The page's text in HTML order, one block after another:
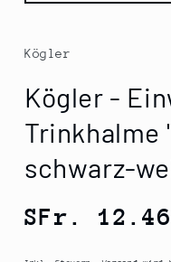
Medien
Modal
öffnen
Kögler
Kögler -
Trinkhalme
schwarz-
Normaler
SFr. 12.46